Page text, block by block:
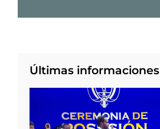
Últimas informaciones